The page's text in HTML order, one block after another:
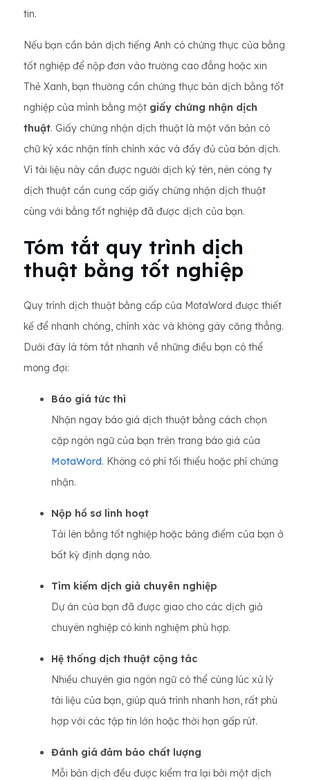
tin.
Nếu bạn cần bản dịch tiếng Anh có chứng thực của bằng
tốt nghiệp để nộp đơn vào trường cao đẳng hoặc xin
Thẻ Xanh, bạn thường cần chứng thực bản dịch bằng tốt
nghiệp của mình bằng một giấy chứng nhận dịch
thuật. Giấy chứng nhận dịch thuật là một văn bản có
chữ ký xác nhận tính chính xác và đầy đủ của bản dịch.
Vì tài liệu này cần được người dịch ký tên, nên công ty
dịch thuật cần cung cấp giấy chứng nhận dịch thuật
cùng với bằng tốt nghiệp đã được dịch của bạn.
Tóm tắt quy trình dịch
thuật bằng tốt nghiệp
Quy trình dịch thuật bằng cấp của MotaWord được thiết
kế để nhanh chóng, chính xác và không gây căng thẳng.
Dưới đây là tóm tắt nhanh về những điều bạn có thể
mong đợi:
Báo giá tức thì
Nhận ngay báo giá dịch thuật bằng cách chọn
cặp ngôn ngữ của bạn trên trang báo giá của
MotaWord. Không có phí tối thiểu hoặc phí chứng
nhận.
Nộp hồ sơ linh hoạt
Tải lên bằng tốt nghiệp hoặc bảng điểm của bạn ở
bất kỳ định dạng nào.
Tìm kiếm dịch giả chuyên nghiệp
Dự án của bạn đã được giao cho các dịch giả
chuyên nghiệp có kinh nghiệm phù hợp.
Hệ thống dịch thuật cộng tác
Nhiều chuyên gia ngôn ngữ có thể cùng lúc xử lý
tài liệu của bạn, giúp quá trình nhanh hơn, rất phù
hợp với các tập tin lớn hoặc thời hạn gấp rút.
Đánh giá đảm bảo chất lượng
Mỗi bản dịch đều được kiểm tra lại bởi một dịch